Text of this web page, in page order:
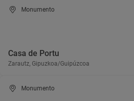
Monumento
Casa de Portu
Zarautz, Gipuzkoa/Guipúzcoa
Monumento